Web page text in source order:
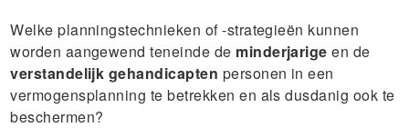
Welke planningstechnieken of -strategieën kunnen
worden aangewend teneinde de minderjarigeen de
verstandelijk gehandicapten personen in een
vermogensplanning te betrekken en als dusdanig ook te
beschermen?